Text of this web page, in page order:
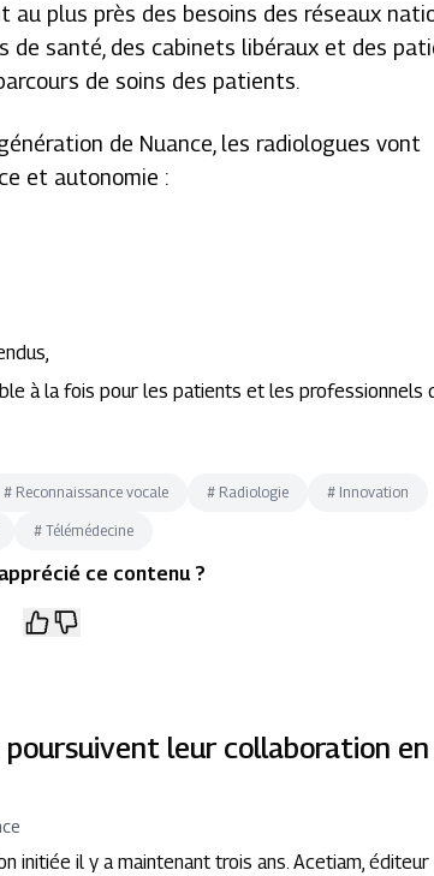
plus près des besoins des réseaux
de santé, des cabinets libéraux et des
de soins des patients.
de Nuance, les radiologues vont
et autonomie :
à la fois pour les patients et les professionnels
# Reconnaissance vocale # Radiologie # Innovation
#Télémédecine
ce contenu ?
leur collaboration en
initiée il y a maintenant trois ans. Acetiam,